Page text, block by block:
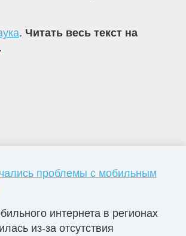
. Читать весь текст на
.
проблемы с мобильным
интернета в регионах
из-за отсутствия